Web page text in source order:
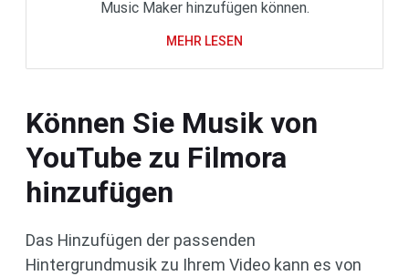
Music Maker hinzufügen können.
MEHR LESEN
Können Sie Musik von
YouTube zu Filmora
hinzufügen
Das Hinzufügen der passenden
Hintergrundmusik zu Ihrem Video kann es von